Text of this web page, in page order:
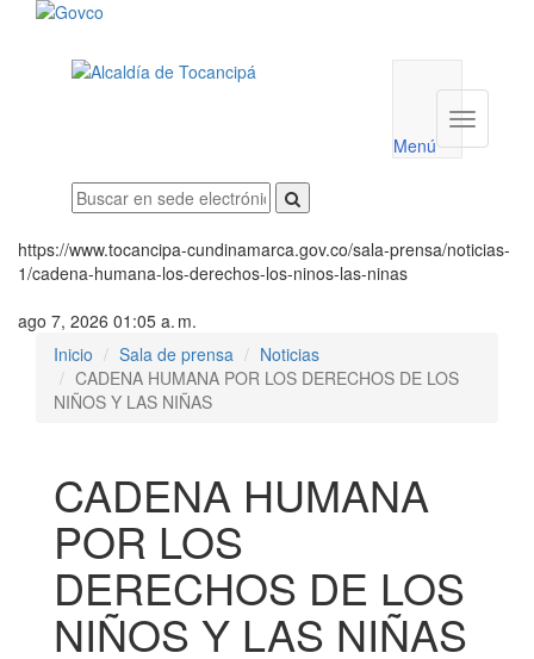
utilidades
Menú
Menú
https://www.tocancipa-cundinamarca.gov.co/sala-prensa/noticias-
1/cadena-humana-los-derechos-los-ninos-las-ninas
ago 7, 2026 01:05 a. m.
Inicio
Sala de prensa
Noticias
CADENA HUMANA POR LOS DERECHOS DE LOS
NIÑOS Y LAS NIÑAS
CADENA HUMANA
POR LOS
DERECHOS DE LOS
NIÑOS Y LAS NIÑAS